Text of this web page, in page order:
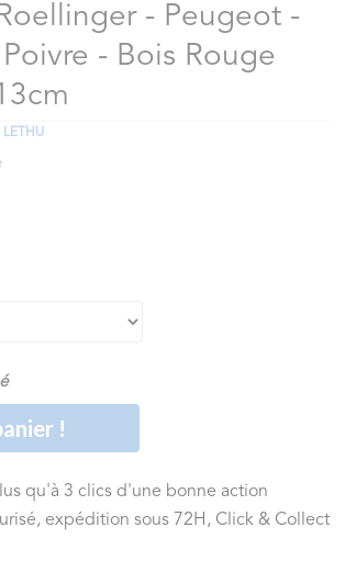
- Peugeot -
- Bois Rouge
LETHU
!
qu'à 3 clics d'une bonne action
expédition sous 72H, Click & Collect